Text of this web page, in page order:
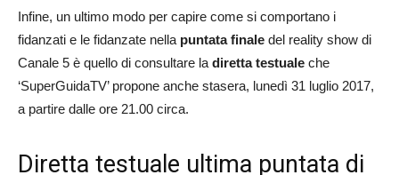
Infine, un ultimo modo per capire come si comportano i
fidanzati e le fidanzate nella puntata finale del reality show di
Canale 5 è quello di consultare la diretta testuale che
‘SuperGuidaTV’ propone anche stasera, lunedì 31 luglio 2017,
a partire dalle ore 21.00 circa.
Diretta testuale ultima puntata di